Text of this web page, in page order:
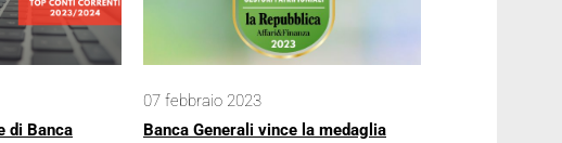
di Banca
07 febbraio 2023
Banca Generali vince la medaglia